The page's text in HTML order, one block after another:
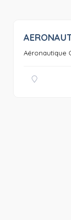
Aéronautique